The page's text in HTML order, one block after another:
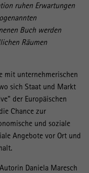
ruhen Erwartungen
Buch werden
Räumen
mit unternehmerischen
sich Staat und Markt
der Europäischen
Chance zur
und soziale
Angebote vor Ort und
Daniela Maresch